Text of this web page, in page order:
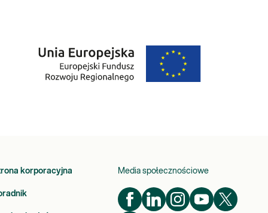
korporacyjna Media społecznościowe